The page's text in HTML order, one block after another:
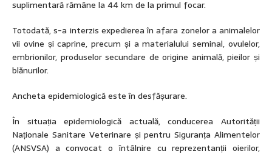
suplimentară rămâne la 44 km de la primul focar.
Totodată, s-a interzis expedierea în afara zonelor a animalelor
vii ovine și caprine, precum și a materialului seminal, ovulelor,
embrionilor, produselor secundare de origine animală, pieilor și
blănurilor.
Ancheta epidemiologică este în desfășurare.
În situația epidemiologică actuală, conducerea Autorității
Naționale Sanitare Veterinare și pentru Siguranța Alimentelor
(ANSVSA) a convocat o întâlnire cu reprezentanții oierilor,